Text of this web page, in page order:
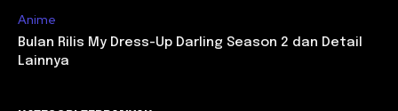
Anime
Bulan Rilis My Dress-Up Darling Season 2 dan Detail
Lainnya